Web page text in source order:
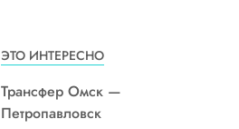
ЭТО ИНТЕРЕСНО
Трансфер Омск —
Петропавловск